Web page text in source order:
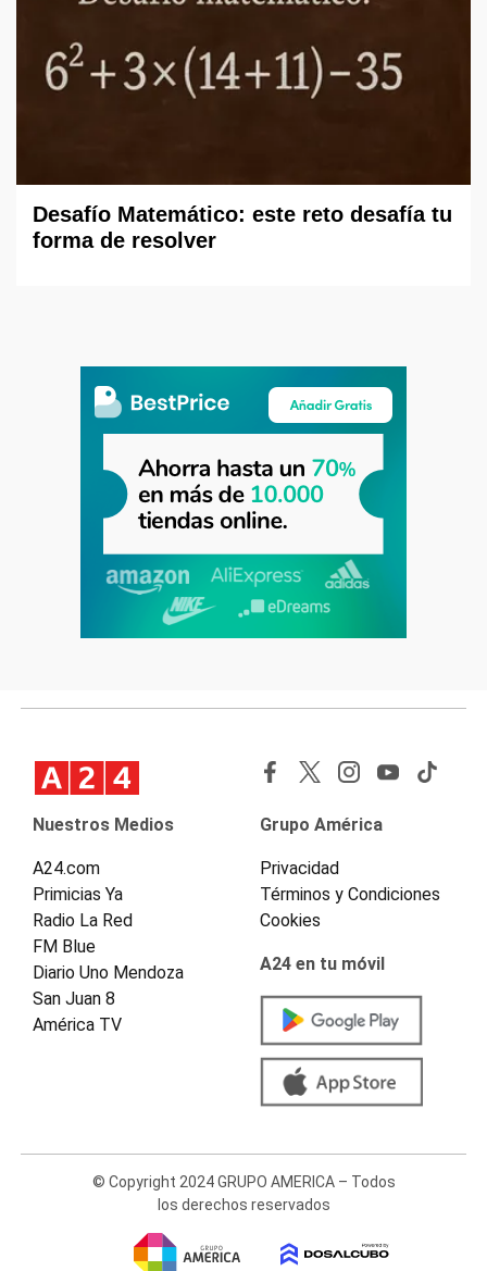
Desafío Matemático: este reto desafía tu
forma de resolver
Nuestros Medios
A24.com
Primicias Ya
Radio La Red
FM Blue
Diario Uno Mendoza
San Juan 8
América TV
Grupo América
Privacidad
Términos y Condiciones
Cookies
A24 en tu móvil
© Copyright 2024 GRUPO AMERICA – Todos
los derechos reservados